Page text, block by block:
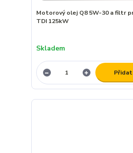
Motorový olej Q8 5W-30 a filtr
TDI 125kW
Skladem